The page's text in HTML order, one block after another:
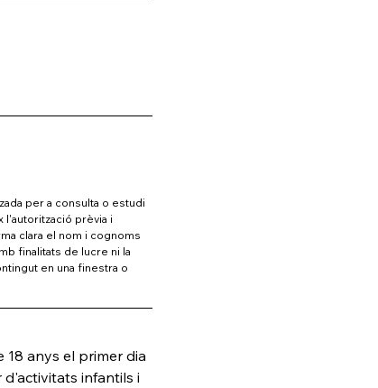
per a consulta o estudi
l'autorització prèvia i
clara el nom i cognoms
finalitats de lucre ni la
en una finestra o
18 anys el primer dia
infantils i